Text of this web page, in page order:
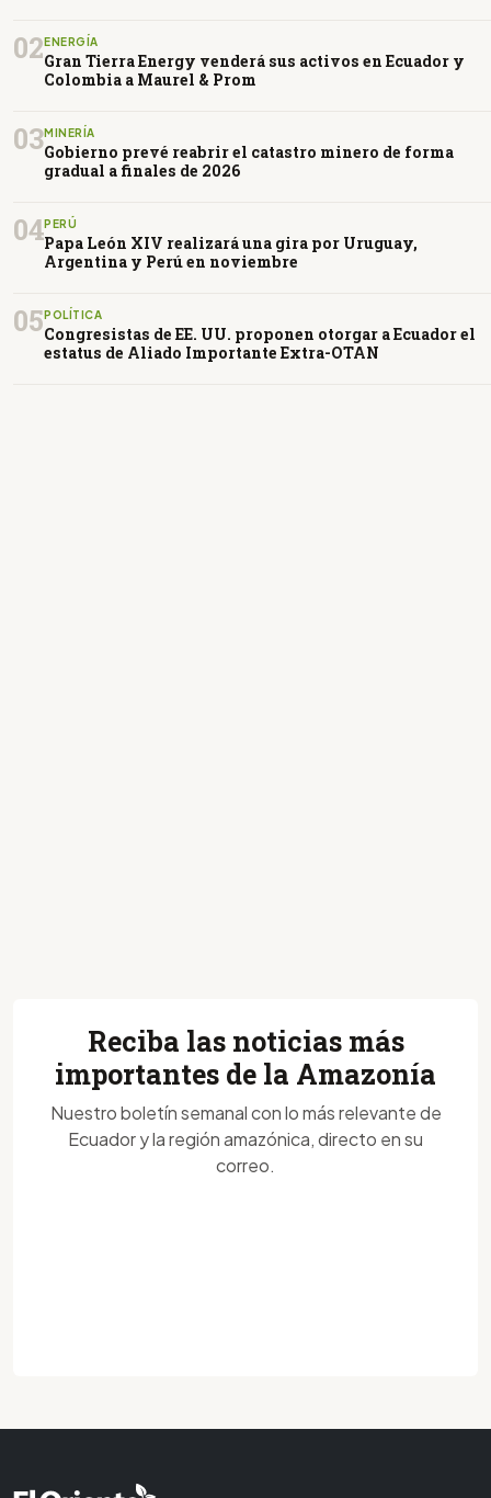
02ENERGÍA
Gran Tierra Energy venderá sus activos en Ecuador y
Colombia a Maurel & Prom
03MINERÍA
Gobierno prevé reabrir el catastro minero de forma
gradual a finales de 2026
04PERÚ
Papa León XIV realizará una gira por Uruguay,
Argentina y Perú en noviembre
05POLÍTICA
Congresistas de EE. UU. proponen otorgar a Ecuador el
estatus de Aliado Importante Extra-OTAN
Reciba las noticias más
importantes de la Amazonía
Nuestro boletín semanal con lo más relevante de
Ecuador y la región amazónica, directo en su
correo.